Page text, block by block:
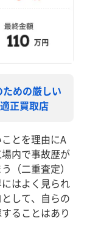
めの厳しい
正買取店
とを理由にA
内で事故歴が
（二重査定）
はよく見られ
して、自らの
ることはあり